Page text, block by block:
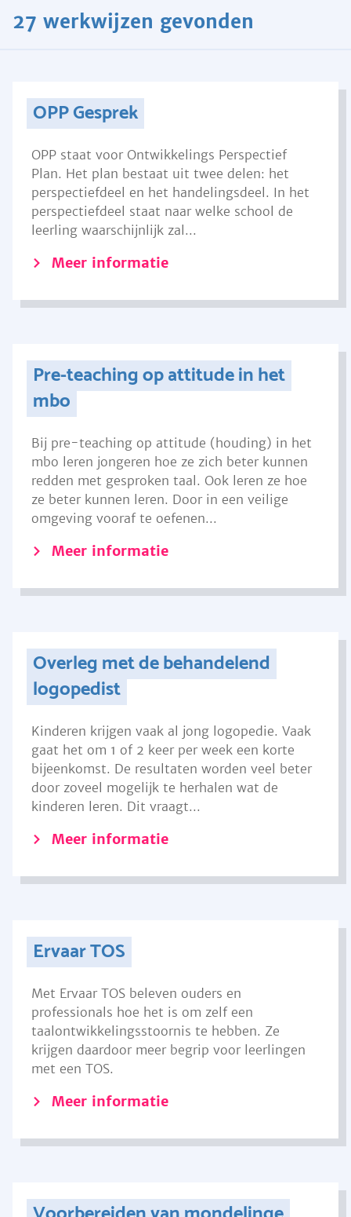
27 werkwijzen gevonden
OPP Gesprek
OPP staat voor Ontwikkelings Perspectief
Plan. Het plan bestaat uit twee delen: het
perspectiefdeel en het handelingsdeel. In het
perspectiefdeel staat naar welke school de
leerling waarschijnlijk zal...
Meer informatie
Pre-teaching op attitude in het
mbo
Bij pre-teaching op attitude (houding) in het
mbo leren jongeren hoe ze zich beter kunnen
redden met gesproken taal. Ook leren ze hoe
ze beter kunnen leren. Door in een veilige
omgeving vooraf te oefenen...
Meer informatie
Overleg met de behandelend
logopedist
Kinderen krijgen vaak al jong logopedie. Vaak
gaat het om 1 of 2 keer per week een korte
bijeenkomst. De resultaten worden veel beter
door zoveel mogelijk te herhalen wat de
kinderen leren. Dit vraagt...
Meer informatie
Ervaar TOS
Met Ervaar TOS beleven ouders en
professionals hoe het is om zelf een
taalontwikkelingsstoornis te hebben. Ze
krijgen daardoor meer begrip voor leerlingen
met een TOS.
Meer informatie